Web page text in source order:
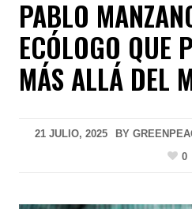
PABLO
ECÓLOGO QUE
MÁS ALLÁ DEL
21 JULIO, 2025 BY
0